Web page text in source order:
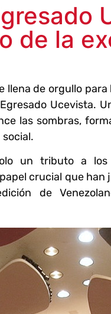
de la
llena de orgullo
Ucevista.
las sombras,
un tributo a
crucial que
de